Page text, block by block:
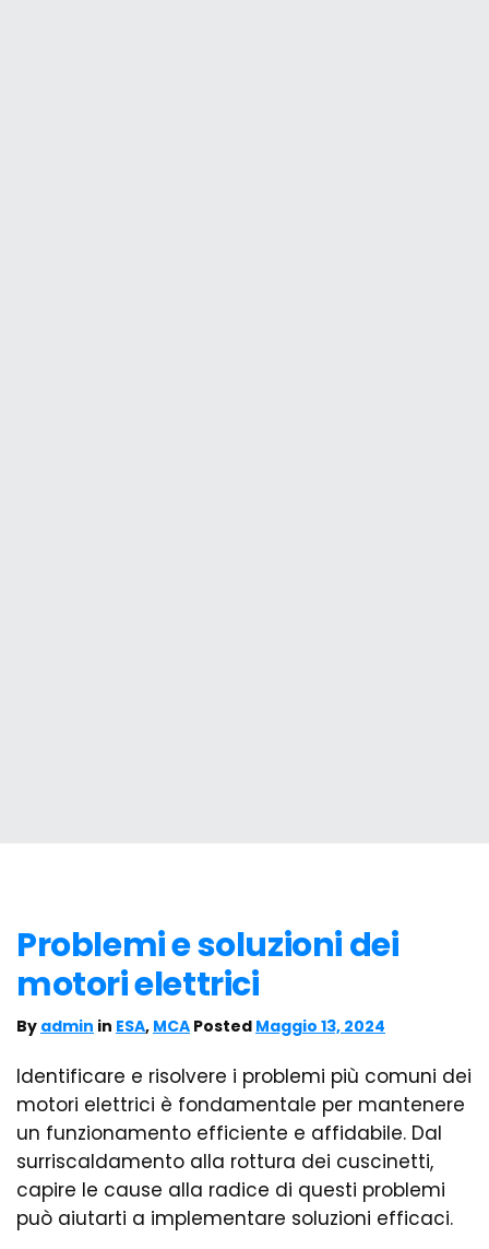
Problemi e soluzioni dei
motori elettrici
By admin in ESA, MCA Posted Maggio 13, 2024
Identificare e risolvere i problemi più comuni dei
motori elettrici è fondamentale per mantenere
un funzionamento efficiente e affidabile. Dal
surriscaldamento alla rottura dei cuscinetti,
capire le cause alla radice di questi problemi
può aiutarti a implementare soluzioni efficaci.